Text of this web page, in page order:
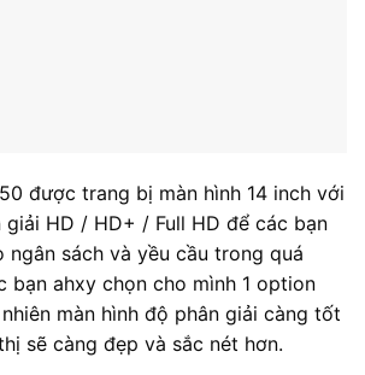
màn hình độ phân giải càng tốt
sẽ càng đẹp và sắc nét hơn.
mẫu notebook hay ultrabook
Series, cạnh trước của thân máy